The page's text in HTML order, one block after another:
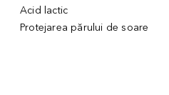
Acid lactic
Protejarea părului de soare